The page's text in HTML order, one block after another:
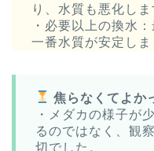
り、水質も悪化しま
・必要以上の換水
一番水質が安定しま
焦らなくてよか
・メダカの様子が
るのではなく、観
切でした。